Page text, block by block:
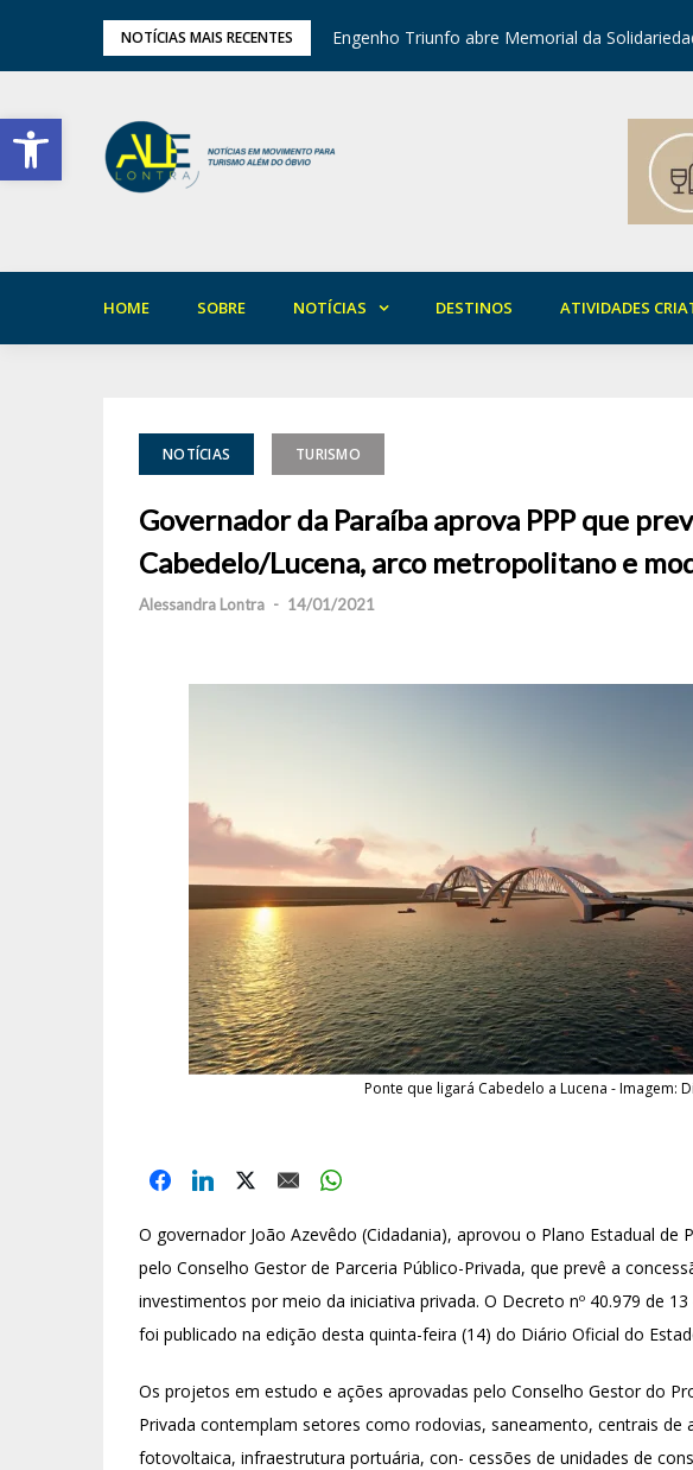
Barra de Ferramentas Aberta
NOTÍCIAS MAIS RECENTES
de Inverno das Serras Engenho Triunfo abre Memorial da
HOME SOBRE NOTÍCIAS DESTINOS ATIVIDADES
NOTÍCIAS TURISMO
Governador da Paraíba aprova PPP que
Cabedelo/Lucena, arco metropolitano e
Alessandra Lontra - 14/01/2021
Ponte que ligará Cabedelo a Lucena - Imagem:
O governador João Azevêdo (Cidadania), aprovou o Plano Estadual de
pelo Conselho Gestor de Parceria Público-Privada, que prevê a
investimentos por meio da iniciativa privada. O Decreto nº 40.979 de
foi publicado na edição desta quinta-feira (14) do Diário Oficial do
Os projetos em estudo e ações aprovadas pelo Conselho Gestor do
Privada contemplam setores como rodovias, saneamento, centrais de
fotovoltaica, infraestrutura portuária, con- cessões de unidades de